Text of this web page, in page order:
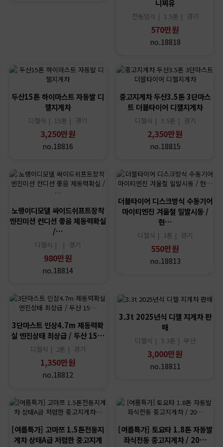
니찌유
전동입식 | 1.5톤 | 경기
570만원
no.18818
두산15톤 하이마스트 자동발 디
젤지게차
디젤식 | 15톤 | 경기
3,250만원
no.18816
중고지게차 두산3.5톤 3단마스
트 더블타이어 디젤지게차
디젤식 | 3.5톤 | 경기
2,350만원
no.18815
노랭이디모델 싸이드쉬프트장착
엔진미션 컨디션 좋음 제동력확실
/…
디젤식 | | 경기
980만원
no.18814
더블타이어 디스크방식 수동기어
마이티엔진 겨울철 일발시동 /
현…
디젤식 | 3톤 | 경기
550만원
no.18813
3단마스트 인상4.7m 제동력확
실 엔진상태 최상급 / 두산 15…
디젤식 | 2톤 | 경기
1,350만원
no.18812
3.3t 2025년식 디젤 지게차 판
매
디젤식 | 3.3톤 | 부산
3,000만원
no.18811
[여름특가] 고마쯔 1.5톤전동지
게차 상태A급 저렴한 중고지게
[여름특가] 토요타 1.8톤 자동발
좌식전동 중고지게차 / 20…